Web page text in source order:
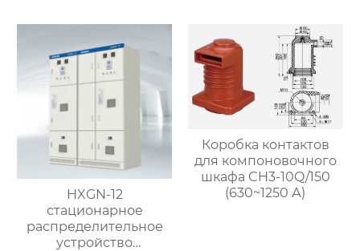
HXGN-12
стационарное
распределительное
устройство
Коробка контактов
для компоновочного
шкафа CH3-10Q/150
(630~1250 А)